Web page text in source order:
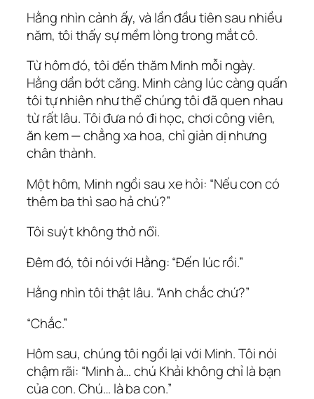
Hằng nhìn cảnh ấy, và lần đầu tiên sau nhiều
năm, tôi thấy sự mềm lòng trong mắt cô.
Từ hôm đó, tôi đến thăm Minh mỗi ngày.
Hằng dần bớt căng. Minh càng lúc càng quấn
tôi tự nhiên như thể chúng tôi đã quen nhau
từ rất lâu. Tôi đưa nó đi học, chơi công viên,
ăn kem — chẳng xa hoa, chỉ giản dị nhưng
chân thành.
Một hôm, Minh ngồi sau xe hỏi: “Nếu con có
thêm ba thì sao hả chú?”
Tôi suýt không thở nổi.
Đêm đó, tôi nói với Hằng: “Đến lúc rồi.”
Hằng nhìn tôi thật lâu. “Anh chắc chứ?”
“Chắc.”
Hôm sau, chúng tôi ngồi lại với Minh. Tôi nói
chậm rãi: “Minh à… chú Khải không chỉ là bạn
của con. Chú… là ba con.”